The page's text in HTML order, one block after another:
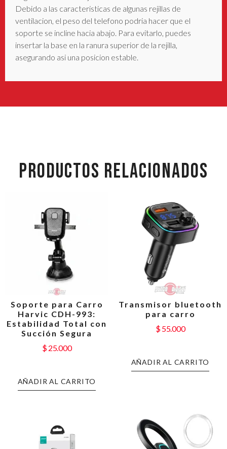
Debido a las caracteristicas de algunas rejillas de
ventilacion, el peso del telefono podria hacer que el
soporte se incline hacia abajo. Para evitarlo, puedes
insertar la base en la ranura superior de la rejilla,
asegurando asi una posicion estable.
PRODUCTOS RELACIONADOS
Soporte para Carro
Harvic CDH-993:
Estabilidad Total con
Succión Segura
$25.000
AÑADIR AL CARRITO
Transmisor bluetooth
para carro
$55.000
AÑADIR AL CARRITO